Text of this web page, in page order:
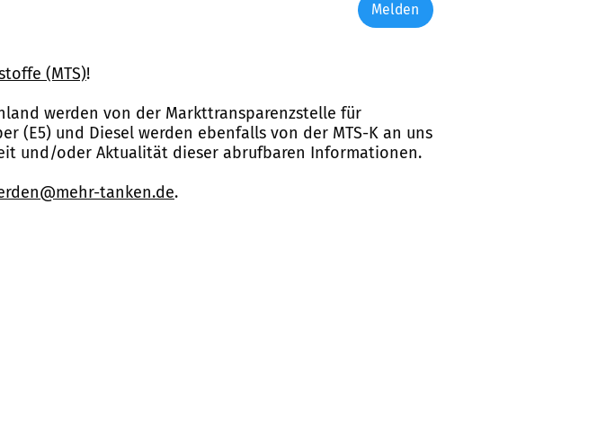
Melden
(MTS)!
werden von der Markttransparenzstelle für
(E5) und Diesel werden ebenfalls von der MTS-K an uns
und/oder Aktualität dieser abrufbaren Informationen.
tanken.de.